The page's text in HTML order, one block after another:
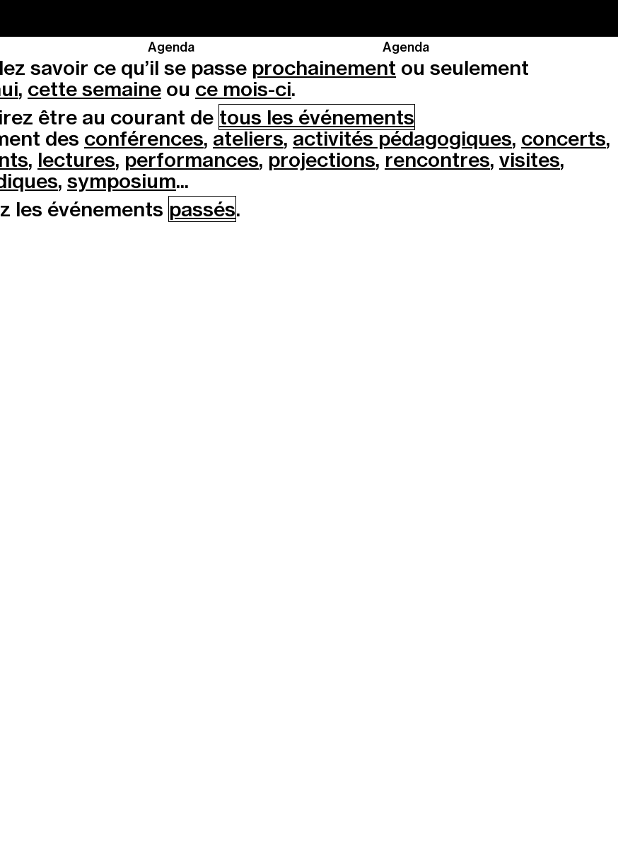
Agenda Agenda
savoir ce qu’il se passe prochainement ou seulement
, cette semaine ou ce mois-ci.
être au courant de tous les événements
des conférences, ateliers,activités pédagogiques, concerts,
, lectures, performances, projections, rencontres, visites,
, symposium...
les événements passés.